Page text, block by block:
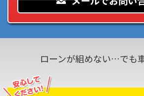
ローンが組めない…でも